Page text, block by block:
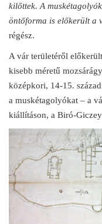
kilőttek. A
öntőforma is előkerült a
régész.
A vár területéről
kisebb méretű
középkori, 14-15.
a muskétagolyókat – a
kiállításon, a Biró-